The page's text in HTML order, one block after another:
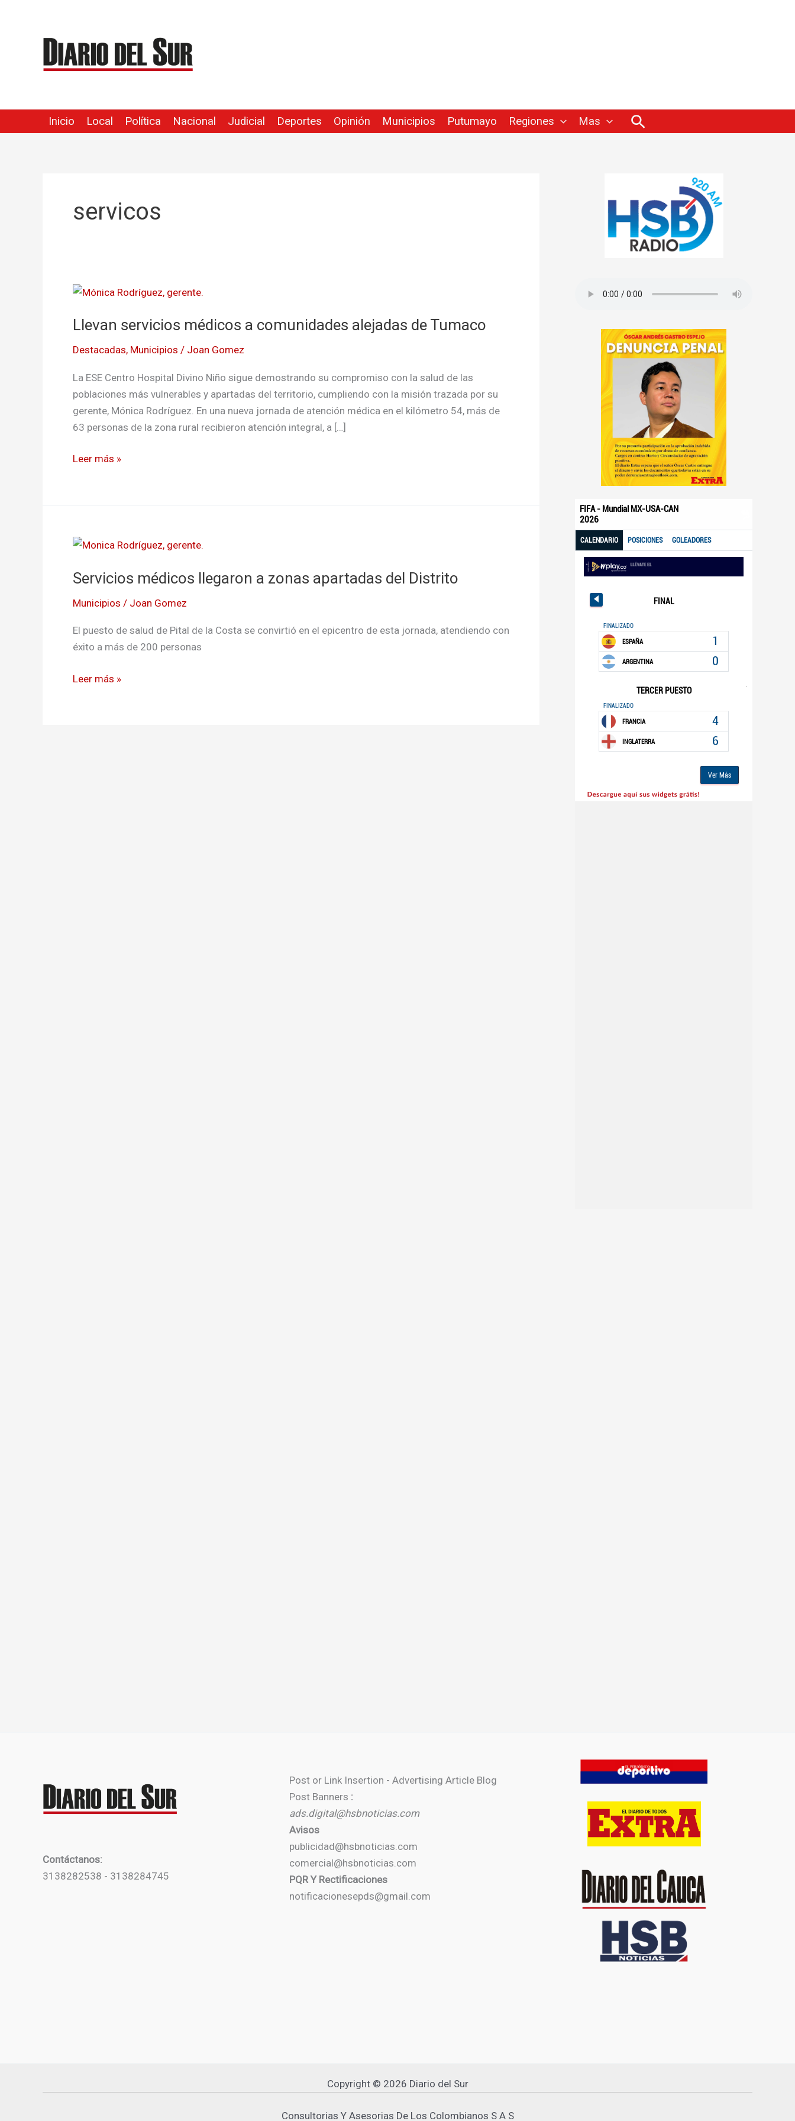
contenido
Inicio Local Política Nacional Judicial Deportes Opinión Municipios Putumayo Regiones Mas Buscar
servicos
Llevan servicios médicos a comunidades alejadas de Tumaco
Destacadas, Municipios / Joan Gomez
La ESE Centro Hospital Divino Niño sigue demostrando su compromiso con la salud de las
poblaciones más vulnerables y apartadas del territorio, cumpliendo con la misión trazada por su
gerente, Mónica Rodríguez. En una nueva jornada de atención médica en el kilómetro 54, más de
63 personas de la zona rural recibieron atención integral, a […]
Llevan
médicos
comunidades
alejadas
de
Tumaco
Leer más »
Servicios médicos llegaron a zonas apartadas del Distrito
Municipios / Joan Gomez
El puesto de salud de Pital de la Costa se convirtió en el epicentro de esta jornada, atendiendo con
éxito a más de 200 personas
Servicios
llegaron
zonas
apartadas
del
Leer más »
Contáctanos:
3138282538 - 3138284745
Post or Link Insertion - Advertising Article Blog
Post Banners :
ads.digital@hsbnoticias.com
Avisos
publicidad@hsbnoticias.com
comercial@hsbnoticias.com
PQR Y Rectificaciones
notificacionesepds@gmail.com
Copyright © 2026 Diario del Sur
Consultorias Y Asesorias De Los Colombianos S A S